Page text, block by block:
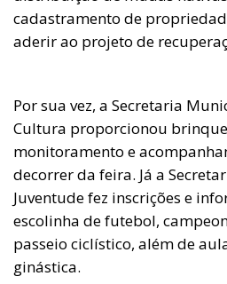
cadastramento de
aderir ao projeto de
Por sua vez, a Secretaria
Cultura proporcionou
monitoramento e
decorrer da feira. Já a
Juventude fez inscrições e
escolinha de futebol,
passeio ciclístico, além de
ginástica.